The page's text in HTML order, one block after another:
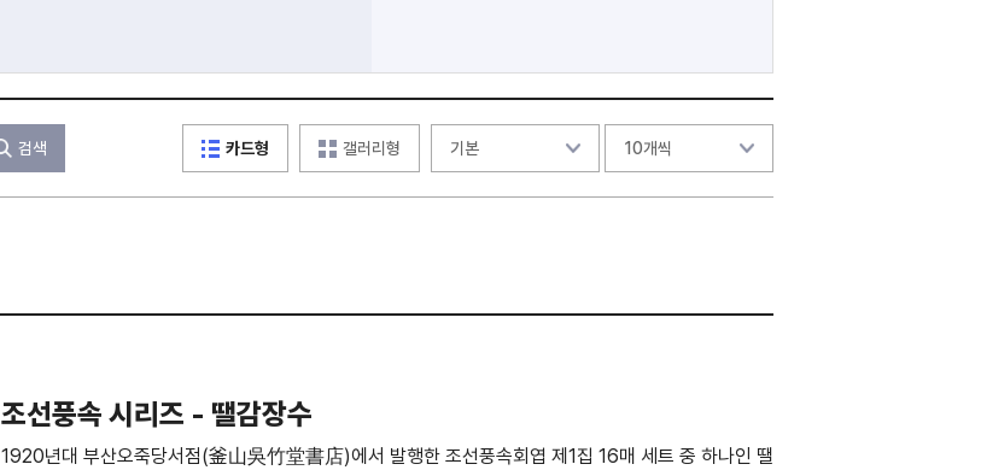
검색 카드형 갤러리형
조선풍속 시리즈 - 땔감장수
1920년대 부산오죽당서점(釜山吳竹堂書店)에서 발행한 조선풍속회엽 제1집 16매 세트 중 하나인 땔